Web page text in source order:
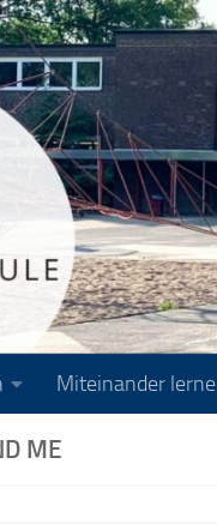
Miteinander
ME